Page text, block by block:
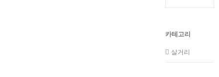
카테고리
살거리